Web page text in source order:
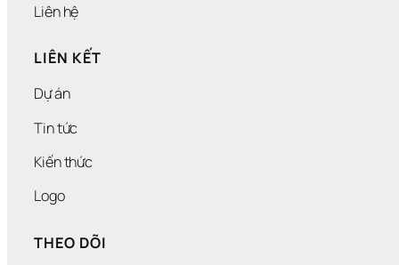
Liên hệ
LIÊN KẾT
Dự án
Tin tức
Kiến thức
Logo
THEO DÕI